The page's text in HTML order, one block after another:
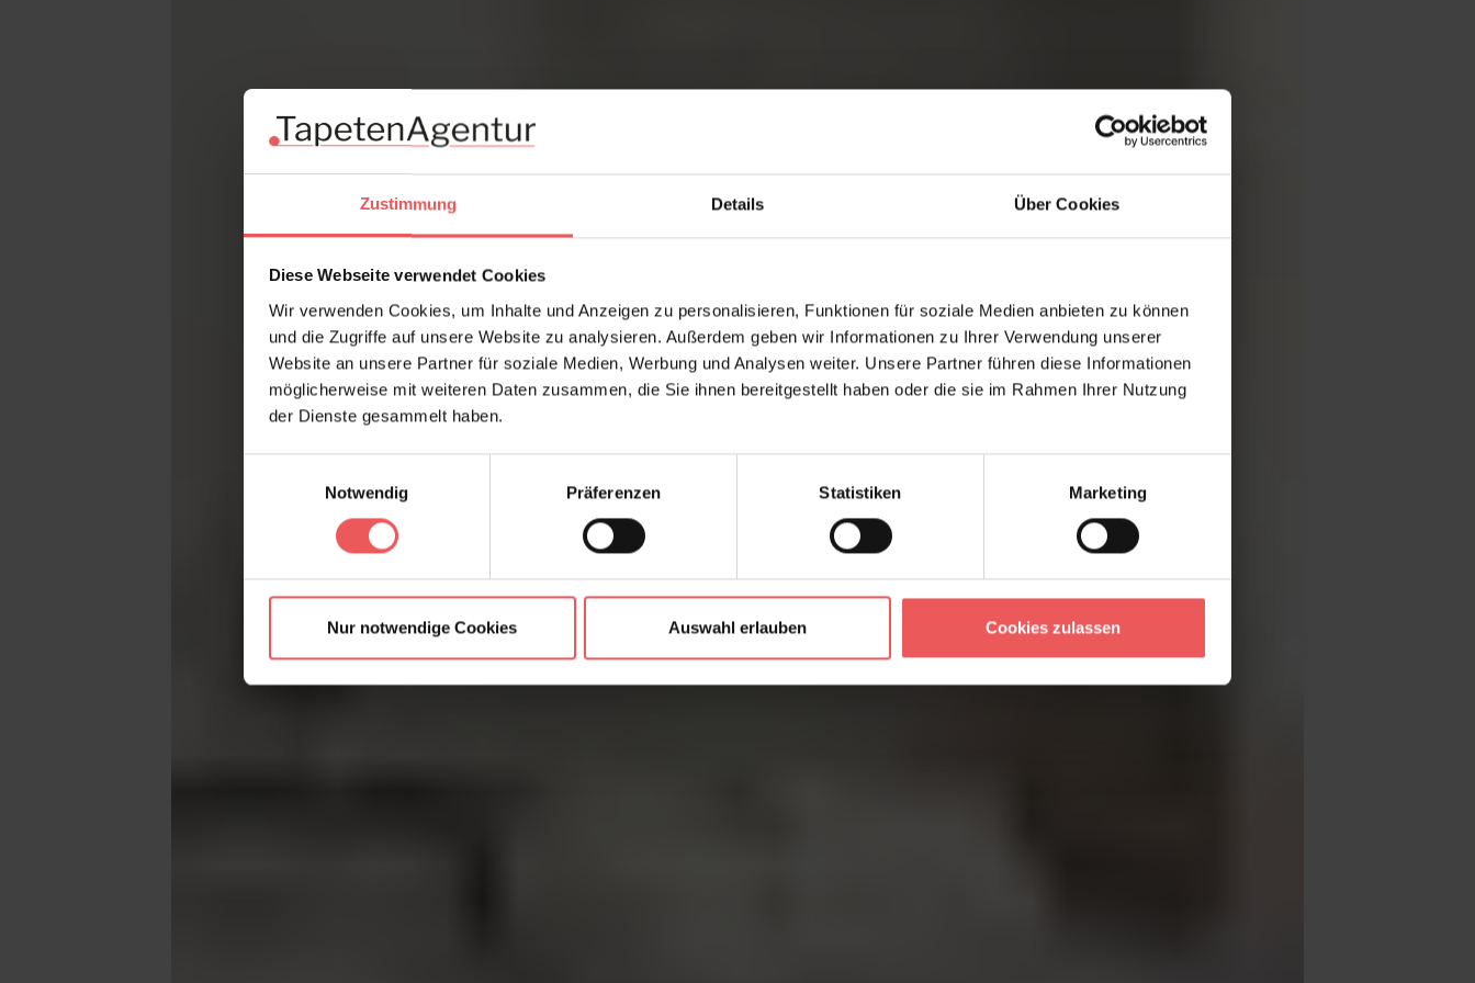
Zustimmung Details Über Cookies
Diese Webseite verwendet Cookies
Wir verwenden Cookies, um Inhalte und Anzeigen zu personalisieren, Funktionen für soziale Medien anbieten zu können
und die Zugriffe auf unsere Website zu analysieren. Außerdem geben wir Informationen zu Ihrer Verwendung unserer
Website an unsere Partner für soziale Medien, Werbung und Analysen weiter. Unsere Partner führen diese Informationen
möglicherweise mit weiteren Daten zusammen, die Sie ihnen bereitgestellt haben oder die sie im Rahmen Ihrer Nutzung
der Dienste gesammelt haben.
Notwendig
Präferenzen Statistiken Marketing
Nur notwendige Cookies Auswahl erlauben Cookies zulassen